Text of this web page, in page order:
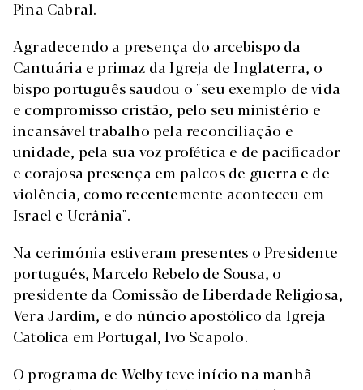
Pina Cabral.
Agradecendo a presença do arcebispo da
Cantuária e primaz da Igreja de Inglaterra, o
bispo português saudou o "seu exemplo de vida
e compromisso cristão, pelo seu ministério e
incansável trabalho pela reconciliação e
unidade, pela sua voz profética e de pacificador
e corajosa presença em palcos de guerra e de
violência, como recentemente aconteceu em
Israel e Ucrânia".
Na cerimónia estiveram presentes o Presidente
português, Marcelo Rebelo de Sousa, o
presidente da Comissão de Liberdade Religiosa,
Vera Jardim, e do núncio apostólico da Igreja
Católica em Portugal, Ivo Scapolo.
O programa de Welby teve início na manhã